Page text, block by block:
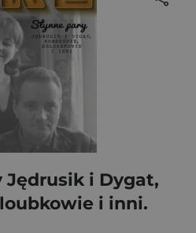
Jędrusik i Dygat,
i inni.